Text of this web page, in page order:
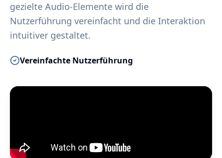
gezielte Audio-Elemente wird die
Nutzerführung vereinfacht und die Interaktion
intuitiver gestaltet.
Vereinfachte Nutzerführung